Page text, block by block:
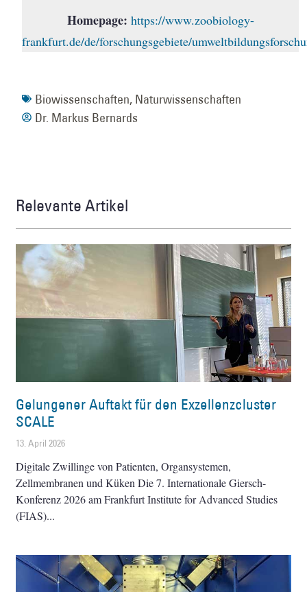
Homepage: https://www.zoobiology-
frankfurt.de/de/forschungsgebiete/
Biowissenschaften, Naturwissenschaften
Dr. Markus Bernards
Relevante Artikel
Gelungener Auftakt für den Exzellenzcluster
SCALE
13. April 2026
Digitale Zwillinge von Patienten, Organsystemen,
Zellmembranen und Küken Die 7. Internationale Giersch-
Konferenz 2026 am Frankfurt Institute for Advanced Studies
(FIAS)